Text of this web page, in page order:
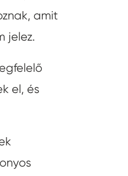
amit
jelez.
el, és